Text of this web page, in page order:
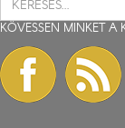
KÖVESSEN MINKET A